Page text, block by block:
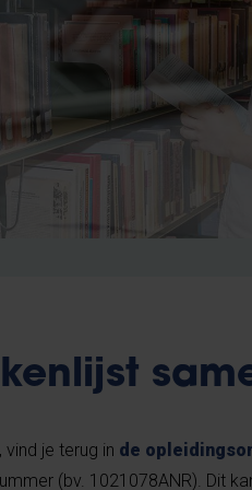
je terug in de
(bv. 1021078ANR). Dit